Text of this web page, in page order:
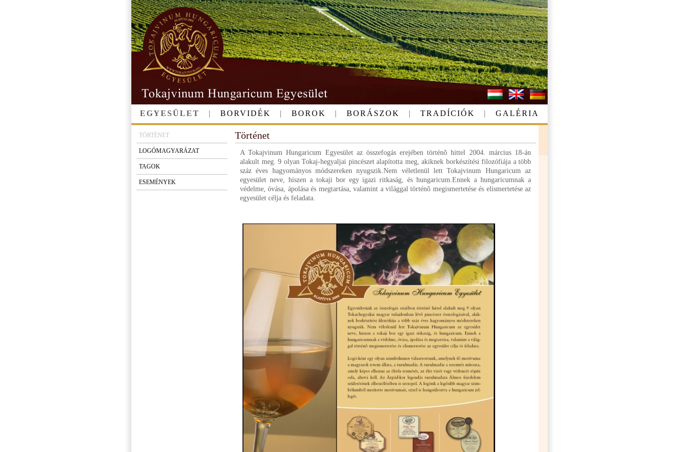
EGYESÜLET | BORVIDÉK | BOROK | BORÁSZOK | TRADÍCIÓK | GALÉRIA
TÖRTÉNET
LOGÓMAGYARÁZAT
TAGOK
ESEMÉNYEK
Történet
A Tokajvinum Hungaricum Egyesület az összefogás erejében történõ hittel 2004. március 18-án
alakult meg. 9 olyan Tokaj-hegyaljai pincészet alapította meg, akiknek borkészítési filozófiája a több
száz éves hagyományos módszereken nyugszik.Nem véletlenül lett Tokajvinum Hungaricum az
egyesület neve, hiszen a tokaji bor egy igazi ritkaság, és hungaricum.Ennek a hungaricumnak a
védelme, óvása, ápolása és megtartása, valamint a világgal történõ megismertetése és elismertetése az
egyesület célja és feladata.